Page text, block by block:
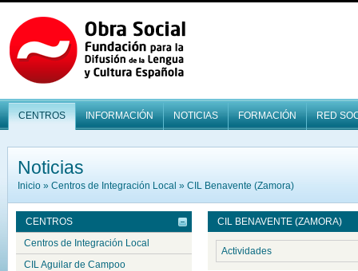
CENTROS INFORMACIÓN NOTICIAS FORMACIÓN RED
Noticias
Inicio » Centros de Integración Local » CIL Benavente (Zamora)
CENTROS
Centros de Integración Local
CIL Aguilar de Campoo
CIL BENAVENTE (ZAMORA)
Actividades